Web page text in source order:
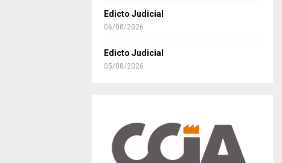
Edicto Judicial
06/08/2026
Edicto Judicial
05/08/2026